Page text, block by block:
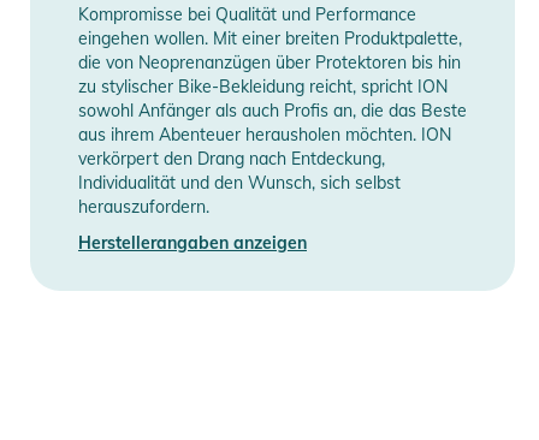
Kompromisse bei Qualität und Performance
eingehen wollen. Mit einer breiten Produktpalette,
die von Neoprenanzügen über Protektoren bis hin
zu stylischer Bike-Bekleidung reicht, spricht ION
sowohl Anfänger als auch Profis an, die das Beste
aus ihrem Abenteuer herausholen möchten. ION
verkörpert den Drang nach Entdeckung,
Individualität und den Wunsch, sich selbst
herauszufordern.
Herstellerangaben anzeigen